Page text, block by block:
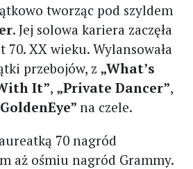
tworząc pod szyldem
. Jej solowa kariera zaczęła
XX wieku. Wylansowała
przebojów, z „What’s
It”, „Private Dancer”,
na czele.
70 nagród
aż ośmiu nagród Grammy.